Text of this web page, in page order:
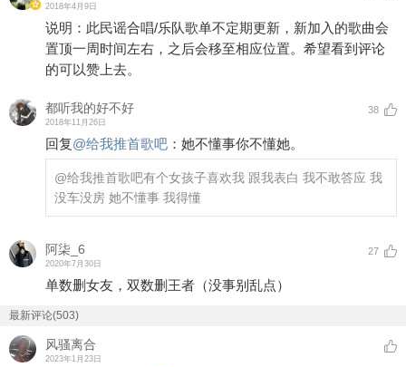
2018年4月9日
说明：此民谣合唱/乐队歌单不定期更新，新加入的歌曲会
置顶一周时间左右，之后会移至相应位置。希望看到评论
的可以赞上去。
都听我的好不好
2018年11月26日
38
回复@给我推首歌吧 ： 她不懂事你不懂她。
@给我推首歌吧有个女孩子喜欢我 跟我表白 我不敢答应 我
没车没房 她不懂事 我得懂
阿柒_6
2020年7月30日
27
单数删女友，双数删王者（没事别乱点）
最新评论(503)
风骚离合
2023年1月23日